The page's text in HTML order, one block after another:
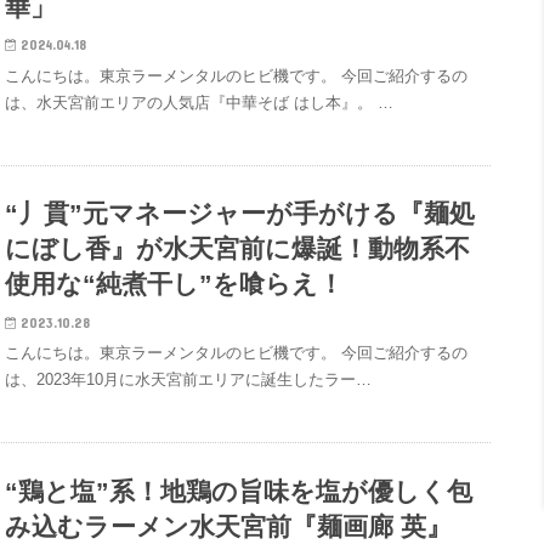
華」
2024.04.18
こんにちは。東京ラーメンタルのヒビ機です。 今回ご紹介するの
は、水天宮前エリアの人気店『中華そば はし本』。 …
“丿貫”元マネージャーが手がける『麺処
にぼし香』が水天宮前に爆誕！動物系不
使用な“純煮干し”を喰らえ！
2023.10.28
こんにちは。東京ラーメンタルのヒビ機です。 今回ご紹介するの
は、2023年10月に水天宮前エリアに誕生したラー…
“鶏と塩”系！地鶏の旨味を塩が優しく包
み込むラーメン水天宮前『麺画廊 英』